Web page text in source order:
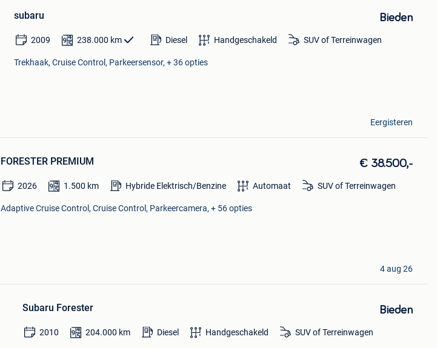
subaru Bieden
2009 238.000 km Diesel Handgeschakeld SUV of Terreinwagen
Trekhaak, Cruise Control, Parkeersensor, + 36 opties
Eergisteren
FORESTER PREMIUM € 38.500,-
2026 1.500 km Hybride Elektrisch/Benzine Automaat SUV of Terreinwagen
Adaptive Cruise Control, Cruise Control, Parkeercamera, + 56 opties
4 aug 26
Subaru Forester Bieden
2010 204.000 km Diesel Handgeschakeld SUV of Terreinwagen